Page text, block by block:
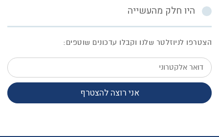
היו חלק מהעשייה
הצטרפו לניוזלטר שלנו וקבלו עדכונים שוטפים:
דואר
אלקטרוני
אני רוצה להצטרף